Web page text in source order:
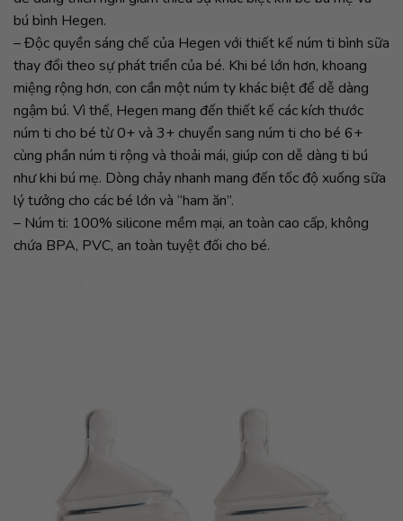
bú bình Hegen.
– Độc quyền sáng chế của Hegen với thiết kế núm ti bình sữa
thay đổi theo sự phát triển của bé. Khi bé lớn hơn, khoang
miệng rộng hơn, con cần một núm ty khác biệt để dễ dàng
ngậm bú. Vì thế, Hegen mang đến thiết kế các kích thước
núm ti cho bé từ 0+ và 3+ chuyển sang núm ti cho bé 6+
cùng phần núm ti rộng và thoải mái, giúp con dễ dàng ti bú
như khi bú mẹ. Dòng chảy nhanh mang đến tốc độ xuống sữa
lý tưởng cho các bé lớn và “ham ăn”.
– Núm ti: 100% silicone mềm mại, an toàn cao cấp, không
chứa BPA, PVC, an toàn tuyệt đối cho bé.